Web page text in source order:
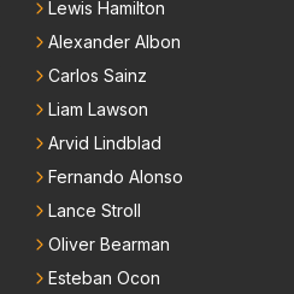
Lewis Hamilton
Alexander Albon
Carlos Sainz
Liam Lawson
Arvid Lindblad
Fernando Alonso
Lance Stroll
Oliver Bearman
Esteban Ocon